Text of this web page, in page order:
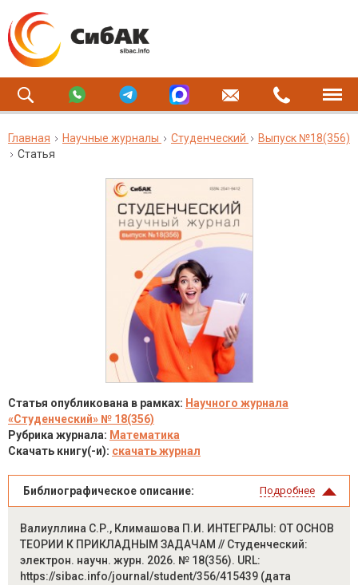
Главная Научные журналы Студенческий
Выпуск №18(356)
Статья
Статья опубликована в рамках: Научного журнала
«Студенческий» № 18(356)
Рубрика журнала: Математика
Скачать книгу(-и): скачать журнал
Библиографическое описание: Подробнее
Валиуллина С.Р., Климашова П.И. ИНТЕГРАЛЫ: ОТ ОСНОВ
ТЕОРИИ К ПРИКЛАДНЫМ ЗАДАЧАМ // Студенческий:
электрон. научн. журн. 2026. № 18(356). URL:
https://sibac.info/journal/student/356/415439 (дата